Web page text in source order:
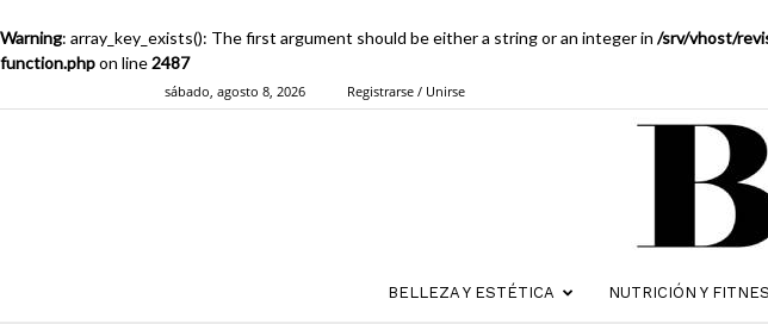
Warning: array_key_exists(): The first argument should be either a string or an integer in /srv/vhost/
function.phpon line2487
sábado, agosto 8, 2026 Registrarse / Unirse
BELLEZA Y ESTÉTICA NUTRICIÓN Y